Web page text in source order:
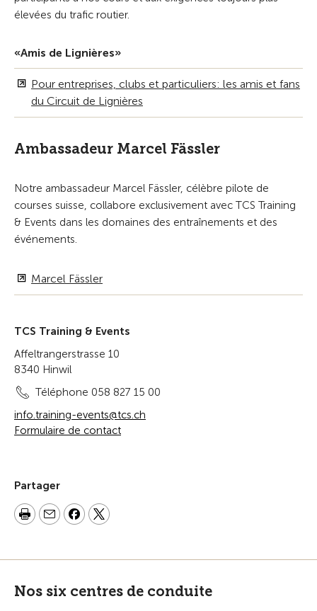
élevées du trafic routier.
«Amis de Lignières»
Pour entreprises, clubs et particuliers: les amis et fans
du Circuit de Lignières
Ambassadeur Marcel Fässler
Notre ambassadeur Marcel Fässler, célèbre pilote de
courses suisse, collabore exclusivement avec TCS Training
& Events dans les domaines des entraînements et des
événements.
Marcel Fässler
TCS Training & Events
Affeltrangerstrasse 10
8340 Hinwil
Téléphone 058 827 15 00
info.training-events@tcs.ch
Formulaire de contact
Partager
Nos six centres de conduite